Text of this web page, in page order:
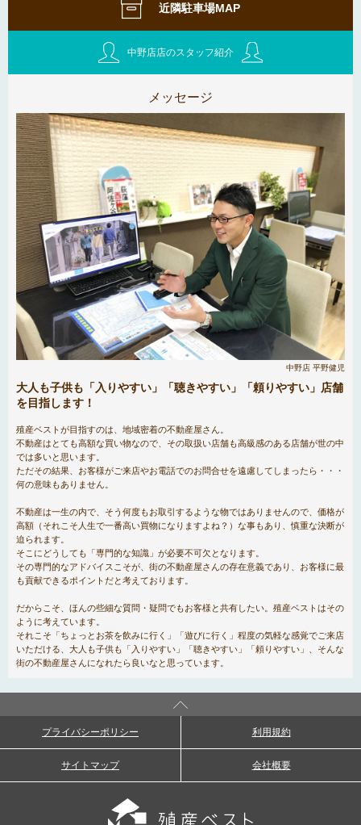
近隣駐車場MAP
中野店店のスタッフ紹介
メッセージ
中野店 平野健児
大人も子供も「入りやすい」「聴きやすい」「頼りやすい」店舗
を目指します！
殖産ベストが目指すのは、地域密着の不動産屋さん。
不動産はとても高額な買い物なので、その取扱い店舗も高級感のある店舗が世の中
では多いと思います。
ただその結果、お客様がご来店やお電話でのお問合せを遠慮してしまったら・・・
何の意味もありません。
不動産は一生の内で、そう何度もお取引するような物ではありませんので、価格が
高額（それこそ人生で一番高い買物になりますよね？）な事もあり、慎重な決断が
迫られます。
そこにどうしても「専門的な知識」が必要不可欠となります。
その専門的なアドバイスこそが、街の不動産屋さんの存在意義であり、お客様に最
も貢献できるポイントだと考えております。
だからこそ、ほんの些細な質問・疑問でもお客様と共有したい。殖産ベストはその
ように考えています。
それこそ「ちょっとお茶を飲みに行く」「遊びに行く」程度の気軽な感覚でご来店
いただける、大人も子供も「入りやすい」「聴きやすい」「頼りやすい」、そんな
街の不動産屋さんになれたら良いなと思っています。
プライバシーポリシー 利用規約
サイトマップ 会社概要